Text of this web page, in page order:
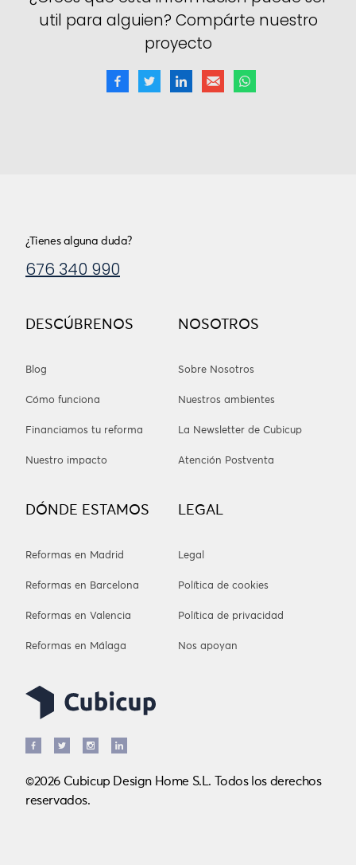
util para alguien? Compárte nuestro
proyecto
DESCÚBRENOS
Blog
Cómo funciona
Financiamos tu reforma
Nuestro impacto
NOSOTROS
Sobre Nosotros
Nuestros ambientes
La Newsletter de Cubicup
Atención Postventa
DÓNDE ESTAMOS
Reformas en Madrid
Reformas en Barcelona
Reformas en Valencia
Reformas en Málaga
LEGAL
Legal
Política de cookies
Política de privacidad
Nos apoyan
¿Tienes alguna duda?
676 340 990
©2026 Cubicup Design Home S.L. Todos los derechos
reservados.